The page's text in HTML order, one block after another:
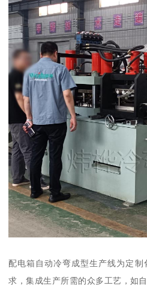
配电箱自动冷弯成型生产线为定
求，集成生产所需的众多工艺，如